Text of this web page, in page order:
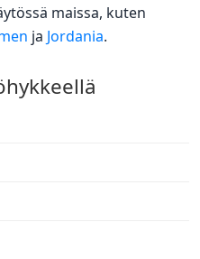
maissa, kuten
ja Jordania.